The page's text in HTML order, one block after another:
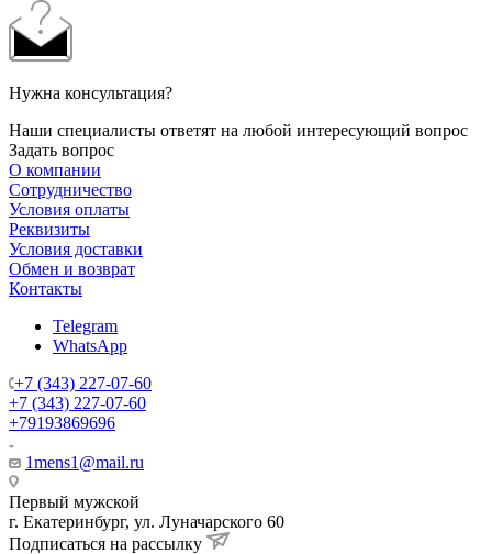
Нужна консультация?
Наши специалисты ответят на любой интересующий вопрос
Задать вопрос
О компании
Сотрудничество
Условия оплаты
Реквизиты
Условия доставки
Обмен и возврат
Контакты
Telegram
WhatsApp
+7 (343) 227-07-60
+7 (343) 227-07-60
+79193869696
1mens1@mail.ru
Первый мужской
г. Екатеринбург, ул. Луначарского 60
Подписаться на рассылку